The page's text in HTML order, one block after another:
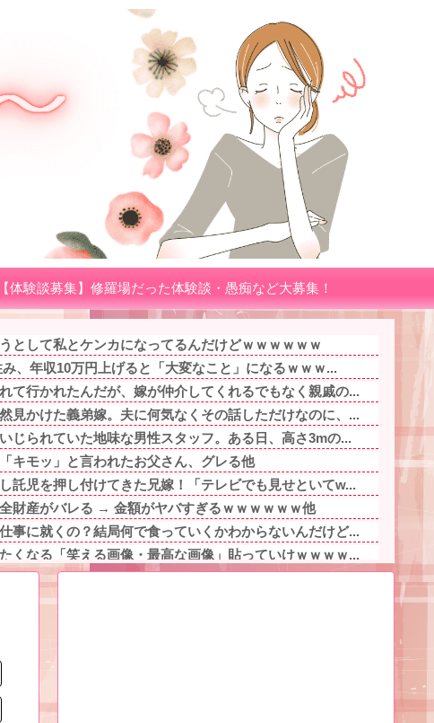
【体験談募集】修羅場だった体験談・愚痴など大募集！
として私とケンカになってるんだけどｗｗｗｗｗｗ
み、年収10万円上げると「大変なこと」になるｗｗｗ...
て行かれたんだが、嫁が仲介してくれるでもなく親戚の...
見かけた義弟嫁。夫に何気なくその話しただけなのに、...
じられていた地味な男性スタッフ。ある日、高さ3mの...
キモッ」と言われたお父さん、グレる他
託児を押し付けてきた兄嫁！「テレビでも見せといてw...
財産がバレる → 金額がヤバすぎるｗｗｗｗｗｗ他
事に就くの？結局何で食っていくかわからないんだけど...
くなる「笑える画像・最高な画像」貼っていけｗｗｗｗ...
た外国人からまさかの『こう』言われたんやがこれワイ...